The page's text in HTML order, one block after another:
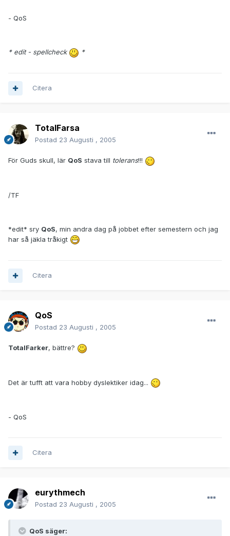
- QoS
* edit - spellcheck *
Citera
TotalFarsa
Postad 23 Augusti , 2005
För Guds skull, lär QoS stava till tolerans!!!
/TF
*edit* sry QoS, min andra dag på jobbet efter semestern och jag
har så jäkla tråkigt
Citera
QoS
Postad 23 Augusti , 2005
TotalFarker, bättre?
Det är tufft att vara hobby dyslektiker idag...
- QoS
Citera
eurythmech
Postad 23 Augusti , 2005
QoS säger: